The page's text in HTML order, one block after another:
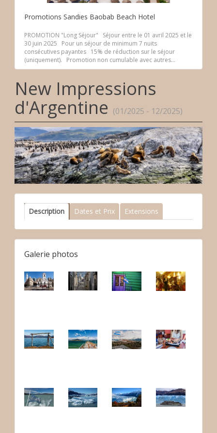
Promotions Sandies Baobab Beach Hotel
PROMOTION "Long Séjour" Séjour entre le 01 avril 2025 et le
30 juin 2025 Pour un séjour de minimum 7 nuits
consécutives payantes 15% de réduction sur le séjour
(uniquement). Promotion non cumulable avec autres...
New Impressions
d'Argentine (01/2025 - 12/2025)
Description Dates et Prix Extensions
Galerie photos